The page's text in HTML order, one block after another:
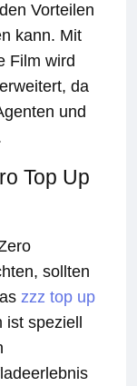
Vorteilen
kann. Mit
Film wird
da
und
Top Up
sollten
zzz top up
speziell